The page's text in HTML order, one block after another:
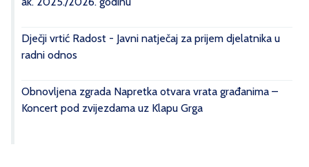
Dječji vrtić Radost - Javni natječaj za prijem djelatnika u
radni odnos
Obnovljena zgrada Napretka otvara vrata građanima –
Koncert pod zvijezdama uz Klapu Grga